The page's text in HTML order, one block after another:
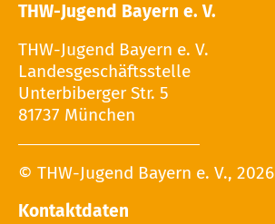
THW-Jugend Bayern e. V.
THW-Jugend Bayern e. V.
Landesgeschäftsstelle
Unterbiberger Str. 5
81737 München
© THW-Jugend Bayern e. V., 2026
Kontaktdaten